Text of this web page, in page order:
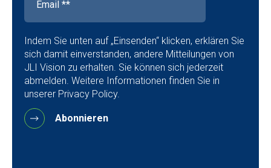
Indem Sie unten auf „Einsenden“ klicken, erklären Sie
sich damit einverstanden, andere Mitteilungen von
JLI Vision zu erhalten. Sie können sich jederzeit
abmelden. Weitere Informationen finden Sie in
unserer Privacy Policy.